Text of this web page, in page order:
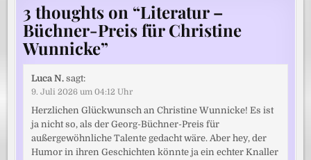
3 thoughts on “Literatur –
Büchner-Preis für Christine
Wunnicke”
Luca N. sagt:
9. Juli 2026 um 04:12 Uhr
Herzlichen Glückwunsch an Christine Wunnicke! Es ist
ja nicht so, als der Georg-Büchner-Preis für
außergewöhnliche Talente gedacht wäre. Aber hey, der
Humor in ihren Geschichten könnte ja ein echter Knaller